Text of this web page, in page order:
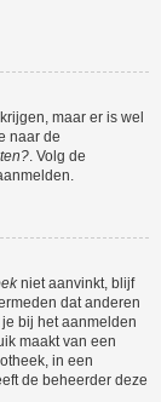
maar er is wel
naar de
. Volg de
niet aanvinkt, blijf
dat anderen
bij het aanmelden
maakt van een
in een
de beheerder deze